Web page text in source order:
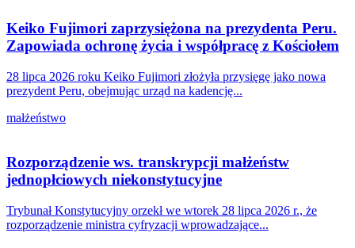
Keiko Fujimori zaprzysiężona na prezydenta Peru.
Zapowiada ochronę życia i współpracę z Kościołem
28 lipca 2026 roku Keiko Fujimori złożyła przysięgę jako nowa
prezydent Peru, obejmując urząd na kadencję...
małżeństwo
Rozporządzenie ws. transkrypcji małżeństw
jednopłciowych niekonstytucyjne
Trybunał Konstytucyjny orzekł we wtorek 28 lipca 2026 r., że
rozporządzenie ministra cyfryzacji wprowadzające...